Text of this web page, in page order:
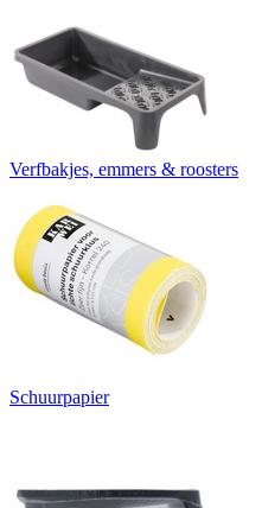
Verfbakjes, emmers & roosters
Schuurpapier